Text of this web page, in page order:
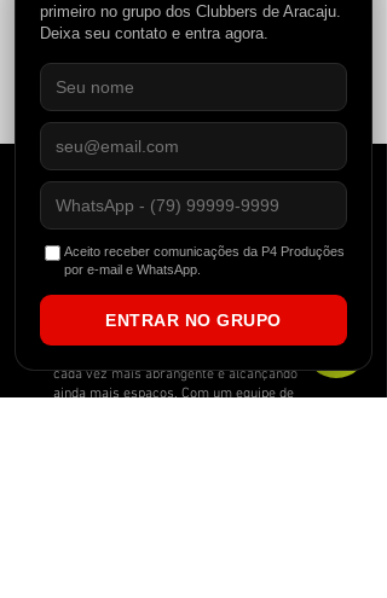
Compartilhe esse evento
Fundada no Nordeste Brasileiro em 2012, a
P4 começou atuando como uma agitadora
cultural, evidenciando expoentes locais
cada vez mais abrangente e alcançando
ainda mais espaços. Com um equipe de
primeiro no grupo dos Clubbers de Aracaju.
Deixa seu contato e entra agora.
Aceito receber comunicações da P4 Produções
por e-mail e WhatsApp.
ENTRAR NO GRUPO